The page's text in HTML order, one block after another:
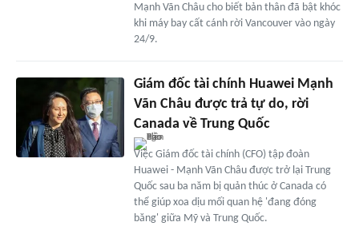
Mạnh Vãn Châu cho biết bản thân đã bật khóc
khi máy bay cất cánh rời Vancouver vào ngày
24/9.
Giám đốc tài chính Huawei Mạnh
Vãn Châu được trả tự do, rời
Canada về Trung Quốc
Việc Giám đốc tài chính (CFO) tập đoàn
Huawei - Mạnh Vãn Châu được trở lại Trung
Quốc sau ba năm bị quản thúc ở Canada có
thể giúp xoa dịu mối quan hệ 'đang đóng
băng' giữa Mỹ và Trung Quốc.